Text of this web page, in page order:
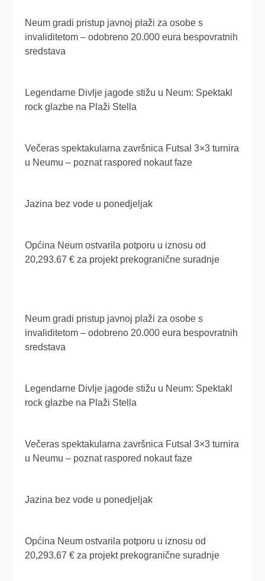
Neum gradi pristup javnoj plaži za osobe s
invaliditetom – odobreno 20.000 eura bespovratnih
sredstava
Legendarne Divlje jagode stižu u Neum: Spektakl
rock glazbe na Plaži Stella
Večeras spektakularna završnica Futsal 3×3 turnira
u Neumu – poznat raspored nokaut faze
Jazina bez vode u ponedjeljak
Općina Neum ostvarila potporu u iznosu od
20,293.67 € za projekt prekogranične suradnje
Neum gradi pristup javnoj plaži za osobe s
invaliditetom – odobreno 20.000 eura bespovratnih
sredstava
Legendarne Divlje jagode stižu u Neum: Spektakl
rock glazbe na Plaži Stella
Večeras spektakularna završnica Futsal 3×3 turnira
u Neumu – poznat raspored nokaut faze
Jazina bez vode u ponedjeljak
Općina Neum ostvarila potporu u iznosu od
20,293.67 € za projekt prekogranične suradnje